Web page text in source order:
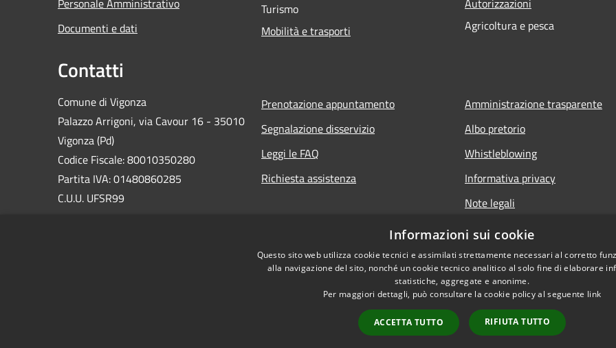
Documenti e dati
Turismo
Mobilità e trasporti
Agricoltura e pesca
Contatti
Comune di Vigonza
Palazzo Arrigoni, via Cavour 16 - 35010
Vigonza (Pd)
Codice Fiscale: 80010350280
Partita IVA: 01480860285
C.U.U. UFSR99
Prenotazione appuntamento
Segnalazione disservizio
Leggi le FAQ
Richiesta assistenza
Amministrazione trasparente
Albo pretorio
Whistleblowing
Informativa privacy
Note legali
Dichiarazione di accessibilità
Obiettivi di accessibilità
Informazioni sui cookie
Questo sito web utilizza cookie tecnici e assimilati strettamente necessari al corretto
alla navigazione del sito, nonché un cookie tecnico analitico al solo fine di elaborare
statistiche, aggregate e anonime.
Per maggiori dettagli, può consultare la cookie policy al seguente link
ACCETTA TUTTO RIFIUTA TUTTO